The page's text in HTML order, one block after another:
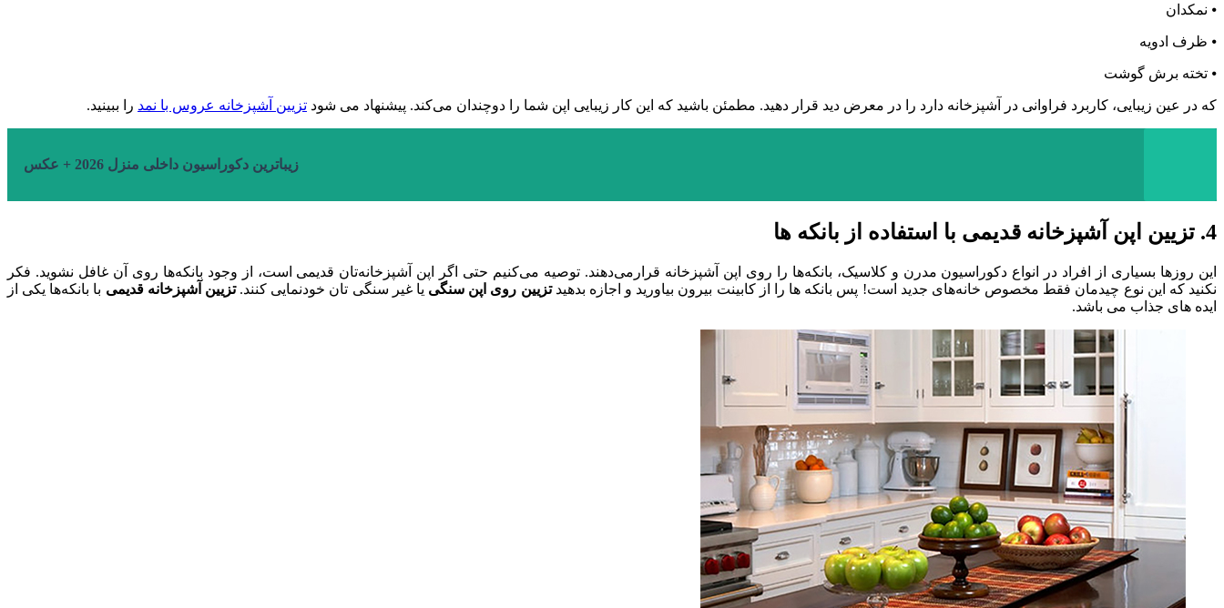
⦁ نمکدان
⦁ ظرف ادویه
⦁ تخته برش گوشت
که در عین زیبایی، کاربرد فراوانی در آشپزخانه دارد را در معرض دید قرار دهید. مطمئن باشید که این کار زیبایی اپن شما را دوچندان می‌کند. پیشنهاد می شود تزیین آشپزخانه عروس با نمد را ببینید.
زیباترین دکوراسیون داخلی منزل 2026 + عکس
4. تزیین اپن آشپزخانه قدیمی با استفاده از بانکه‌ ها
این روزها بسیاری از افراد در انواع دکوراسیون مدرن و کلاسیک، بانکه‌ها را روی اپن آشپزخانه قرارمی‌دهند. توصیه می‌کنیم حتی اگر اپن آشپزخانه‌تان قدیمی است، از وجود بانکه‌ها روی آن غافل نشوید. فکر
نکنید که این نوع چیدمان فقط مخصوص خانه‌های جدید است! پس بانکه‌ ها را از کابینت بیرون بیاورید و اجازه بدهید تزیین روی اپن سنگی یا غیر سنگی تان خودنمایی کنند.تزیین آشپزخانه قدیمی با بانکه‌ها یکی از
ایده های جذاب می باشد.